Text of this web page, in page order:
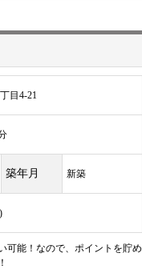
目4-21
築年月 新築
可能！なので、ポイントを貯め